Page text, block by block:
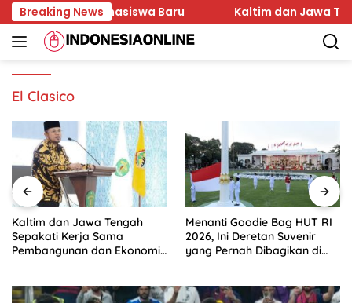
Skip
to
content
Breaking News
Mahasiswa Baru Kaltim dan Jawa Tengah
El Clasico
Kaltim dan Jawa Tengah
Sepakati Kerja Sama
Pembangunan dan Ekonomi
Menanti Goodie Bag HUT RI
2026, Ini Deretan Suvenir
yang Pernah Dibagikan di